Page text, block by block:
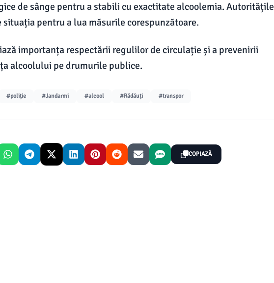
de sânge pentru a stabili cu exactitate alcoolemia. Autoritățile
situația pentru a lua măsurile corespunzătoare.
importanța respectării regulilor de circulație și a prevenirii
alcoolului pe drumurile publice.
#poliție #Jandarmi #alcool #Rădăuți #transpor
COPIAZĂ